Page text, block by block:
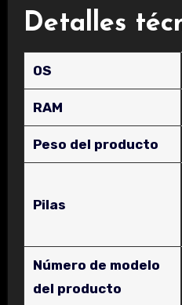
Detalles
OS
RAM
Peso del producto
Pilas
Número de modelo
del producto